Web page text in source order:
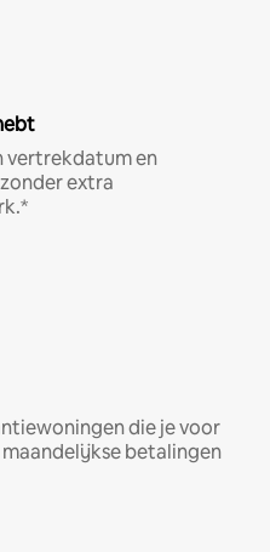
vertrekdatum en
extra
die je voor
betalingen